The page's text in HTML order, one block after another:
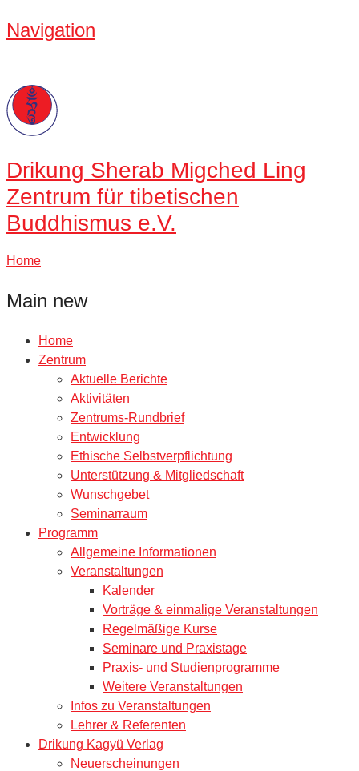
Navigation
Drikung Sherab Migched Ling
Zentrum für tibetischen
Buddhismus e.V.
Home
Main new
Home
Zentrum
Aktuelle Berichte
Aktivitäten
Zentrums-Rundbrief
Entwicklung
Ethische Selbstverpflichtung
Unterstützung & Mitgliedschaft
Wunschgebet
Seminarraum
Programm
Allgemeine Informationen
Veranstaltungen
Kalender
Vorträge & einmalige Veranstaltungen
Regelmäßige Kurse
Seminare und Praxistage
Praxis- und Studienprogramme
Weitere Veranstaltungen
Infos zu Veranstaltungen
Lehrer & Referenten
Drikung Kagyü Verlag
Neuerscheinungen